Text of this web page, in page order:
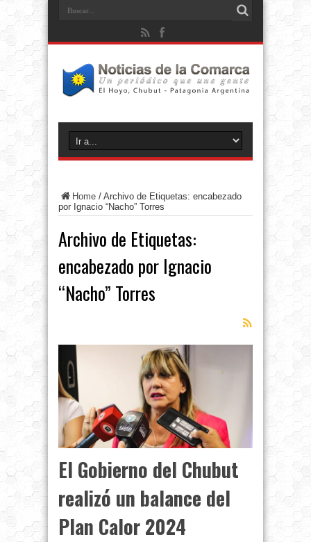
Home / Archivo de Etiquetas: encabezado
por Ignacio “Nacho” Torres
Archivo de Etiquetas:
encabezado por Ignacio
“Nacho” Torres
El Gobierno del Chubut
realizó un balance del
Plan Calor 2024